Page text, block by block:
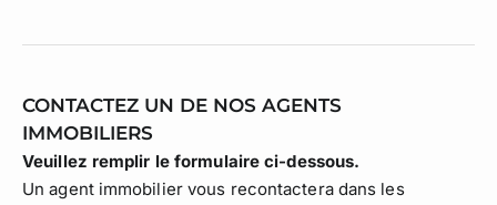
CONTACTEZ UN DE NOS AGENTS
IMMOBILIERS
Veuillez remplir le formulaire ci-dessous.
Un agent immobilier vous recontactera dans les